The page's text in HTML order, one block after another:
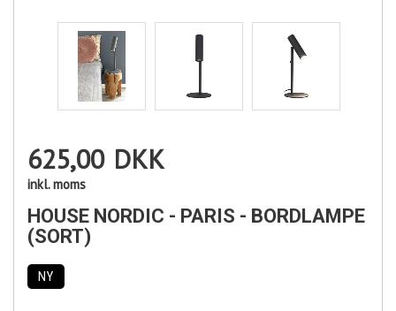
625,00 DKK
inkl. moms
HOUSE NORDIC - PARIS - BORDLAMPE
(SORT)
NY